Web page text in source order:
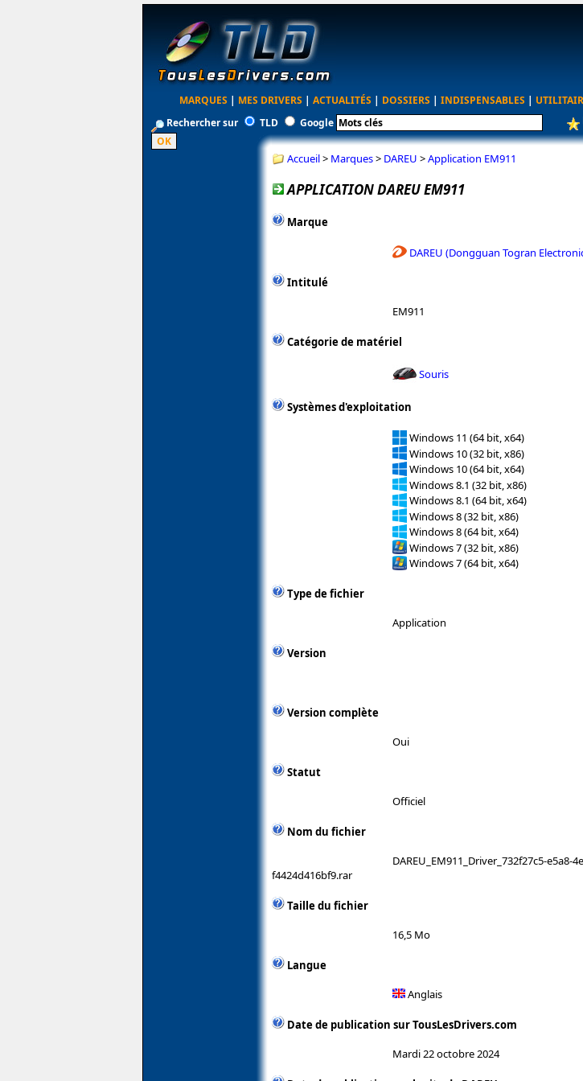
MARQUES | MES DRIVERS | ACTUALITÉS | DOSSIERS | INDISPENSABLES |
Rechercher sur
TLD Google
Accueil> Marques> DAREU >Application EM911
APPLICATION DAREU EM911
Marque
DAREU (Dongguan Togran
Intitulé
EM911
Catégorie de matériel
Souris
Systèmes d'exploitation
Windows 11 (64 bit, x64)
Windows 10 (32 bit, x86)
Windows 10 (64 bit, x64)
Windows 8.1 (32 bit, x86)
Windows 8.1 (64 bit, x64)
Windows 8 (32 bit, x86)
Windows 8 (64 bit, x64)
Windows 7 (32 bit, x86)
Windows 7 (64 bit, x64)
Type de fichier
Application
Version
Version complète
Oui
Statut
Officiel
Nom du fichier
DAREU_EM911_Driver_732f27c5-e5a8-
f4424d416bf9.rar
Taille du fichier
16,5 Mo
Langue
Anglais
Date de publication sur TousLesDrivers.com
Mardi 22 octobre 2024